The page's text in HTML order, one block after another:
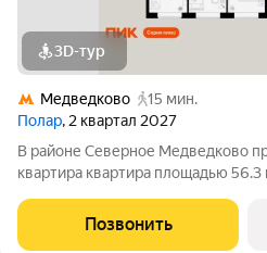
3D-тур
Медведково
15 мин.
Полар, 2 квартал 2027
В районе Северное Медведково
квартира квартира площадью
расположение 17 минут пешком
«Медведково». 8 минут на
Позвонить